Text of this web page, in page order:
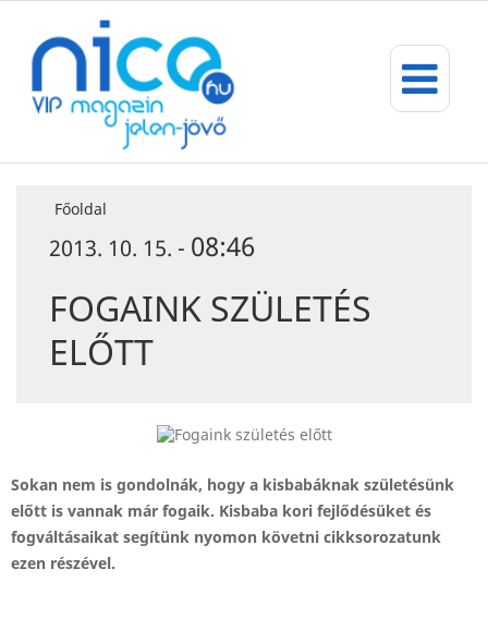
Főoldal
2013. 10. 15. - 08:46
FOGAINK SZÜLETÉS
ELŐTT
Sokan nem is gondolnák, hogy a kisbabáknak születésünk
előtt is vannak már fogaik. Kisbaba kori fejlődésüket és
fogváltásaikat segítünk nyomon követni cikksorozatunk
ezen részével.